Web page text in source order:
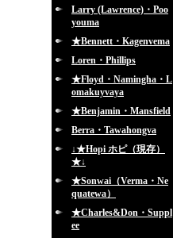
Larry (Lawrence)・Poo
youma
★Bennett・Kagenvema
Loren・Phillips
★Floyd・Namingha・L
omakuyvaya
★Benjamin・Mansfield
Berra・Tawahongva
↓★Hopi ホピ（現存）
★↓
★Sonwai（Verma・Ne
quatewa）
★Charles&Don・Suppl
ee